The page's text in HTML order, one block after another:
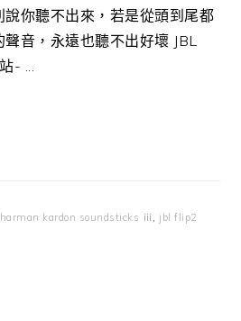
你聽不出來，若是從頭到尾都
音，永遠也聽不出好壞 JBL
- ...
harman kardon soundsticks ⅲ , jbl flip2